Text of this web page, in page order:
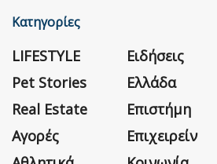
Κατηγορίες
LIFESTYLE
Pet Stories
Real Estate
Αγορές
Ειδήσεις
Ελλάδα
Επιστήμη
Επιχειρείν